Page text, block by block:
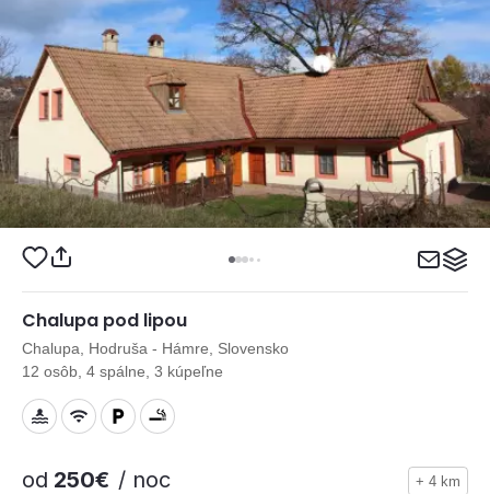
Chalupa pod lipou
Chalupa, Hodruša - Hámre, Slovensko
12 osôb, 4 spálne, 3 kúpeľne
od 250€ / noc + 4 km